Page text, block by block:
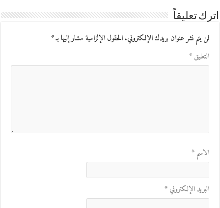
اترك تعليقاً
لن يتم نشر عنوان بريدك الإلكتروني.الحقول الإلزامية مشار إليها بـ*
التعليق*
الاسم*
البريد الإلكتروني*